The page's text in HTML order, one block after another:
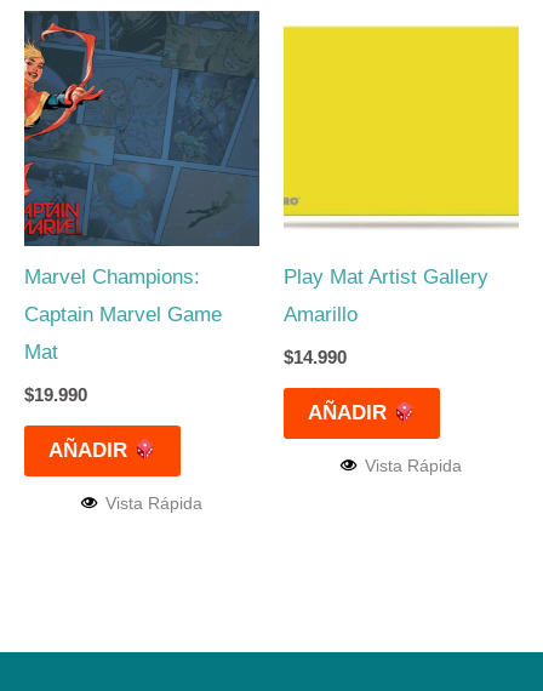
Marvel Champions:
Captain Marvel Game
Mat
$19.990
AÑADIR
Vista Rápida
Play Mat Artist Gallery
Amarillo
$14.990
AÑADIR
Vista Rápida